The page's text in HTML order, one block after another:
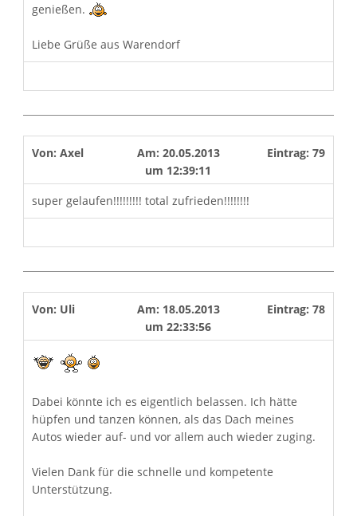
genießen.
Liebe Grüße aus Warendorf
Von: Axel Am: 20.05.2013
um 12:39:11
Eintrag: 79
super gelaufen!!!!!!!!! total zufrieden!!!!!!!!
Von: Uli Am: 18.05.2013
um 22:33:56
Eintrag: 78
Dabei könnte ich es eigentlich belassen. Ich hätte
hüpfen und tanzen können, als das Dach meines
Autos wieder auf- und vor allem auch wieder zuging.
Vielen Dank für die schnelle und kompetente
Unterstützung.